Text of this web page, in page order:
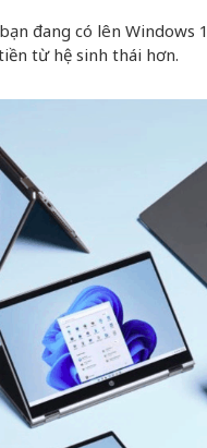
đang có lên Windows
từ hệ sinh thái hơn.